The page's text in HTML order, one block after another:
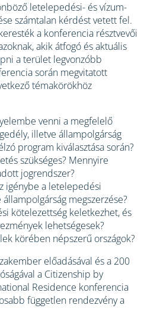
letelepedési- és vízum-
számtalan kérdést vetett fel.
a konferencia résztvevői
akik átfogó és aktuális
a terület legvonzóbb
során megvitatott
témakörökhöz
venni a megfelelő
illetve állampolgárság
program kiválasztása során?
szükséges? Mennyire
jogrendszer?
igénybe a letelepedési
megszerzése?
kötelezettség keletkezhet, és
lehetségesek?
körében népszerű országok?
előadásával és a 200
a Citizenship by
Residence konferencia
független rendezvény a